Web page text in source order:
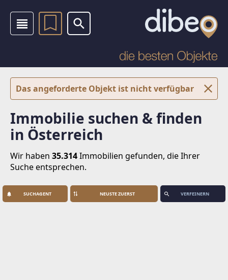
Das angeforderte Objekt ist nicht verfügbar
Immobilie suchen & finden
in Österreich
Wir haben 35.314Immobilien gefunden, die Ihrer
Suche entsprechen.
SUCHAGENT VERFEINERN